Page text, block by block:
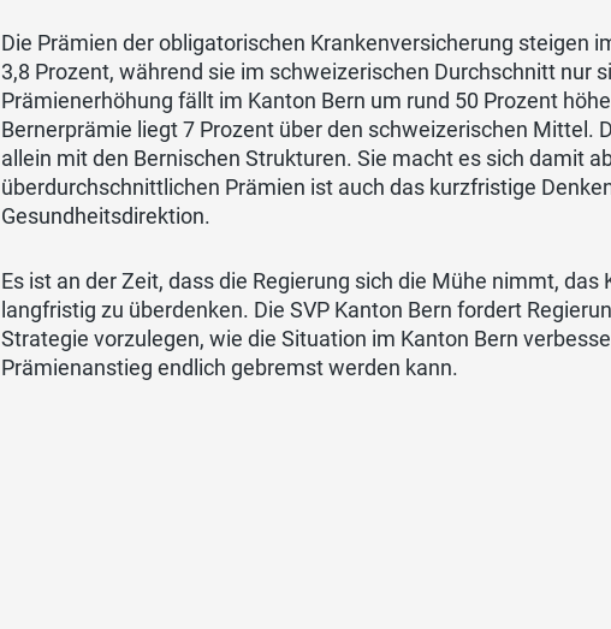
Die Prämien der obligatorischen Krankenversicherung steigen
3,8 Prozent, während sie im schweizerischen Durchschnitt nur
Prämienerhöhung fällt im Kanton Bern um rund 50 Prozent
Bernerprämie liegt 7 Prozent über den schweizerischen Mittel.
allein mit den Bernischen Strukturen. Sie macht es sich damit
überdurchschnittlichen Prämien ist auch das kurzfristige
Gesundheitsdirektion.
Es ist an der Zeit, dass die Regierung sich die Mühe nimmt,
langfristig zu überdenken. Die SVP Kanton Bern fordert
Strategie vorzulegen, wie die Situation im Kanton Bern
Prämienanstieg endlich gebremst werden kann.